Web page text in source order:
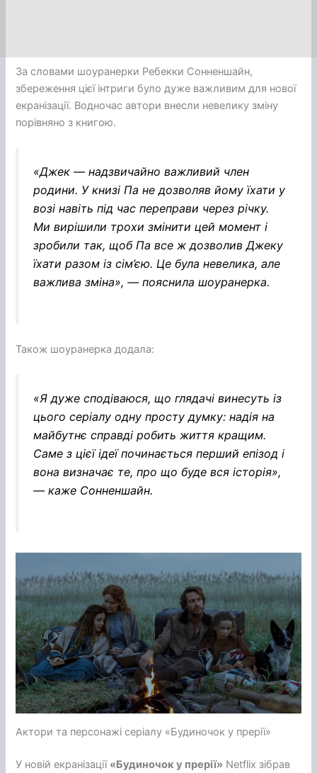
За словами шоуранерки Ребекки Сонненшайн,
збереження цієї інтриги було дуже важливим для нової
екранізації. Водночас автори внесли невелику зміну
порівняно з книгою.
«Джек — надзвичайно важливий член
родини. У книзі Па не дозволяв йому їхати у
возі навіть під час переправи через річку.
Ми вирішили трохи змінити цей момент і
зробили так, щоб Па все ж дозволив Джеку
їхати разом із сім’єю. Це була невелика, але
важлива зміна», — пояснила шоуранерка.
Також шоуранерка додала:
«Я дуже сподіваюся, що глядачі винесуть із
цього серіалу одну просту думку: надія на
майбутнє справді робить життя кращим.
Саме з цієї ідеї починається перший епізод і
вона визначає те, про що буде вся історія»,
— каже Сонненшайн.
Актори та персонажі серіалу «Будиночок у прерії»
У новій екранізації «Будиночок у прерії» Netflix зібрав